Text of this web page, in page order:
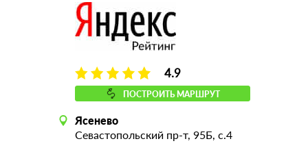
4.9
ПОСТРОИТЬ МАРШРУТ
Ясенево
Севастопольский пр-т, 95Б, с.4